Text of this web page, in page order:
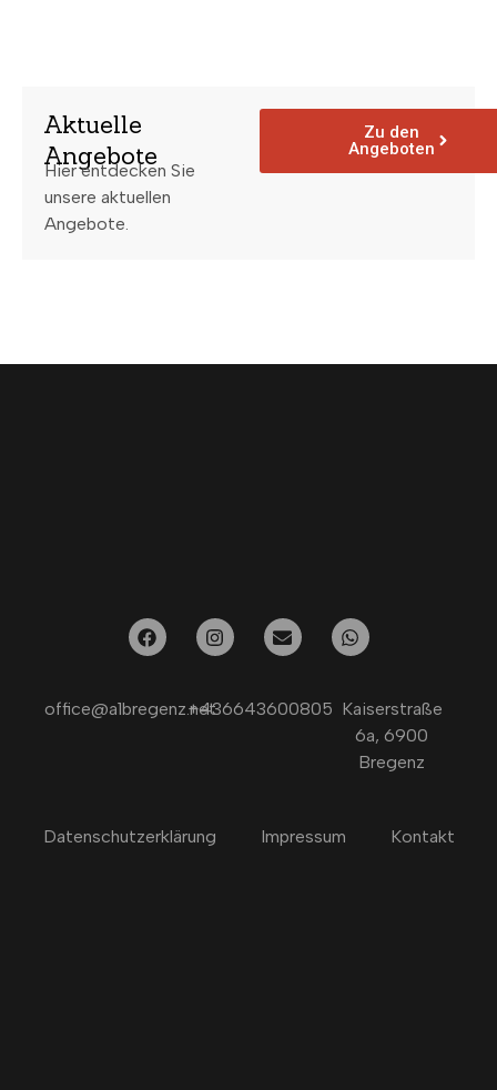
Aktuelle
Angebote
Hier entdecken Sie
unsere aktuellen
Angebote.
Zu den
Angeboten
office@a1bregenz.net+436643600805 Kaiserstraße
6a, 6900
Bregenz
Datenschutzerklärung Impressum Kontakt